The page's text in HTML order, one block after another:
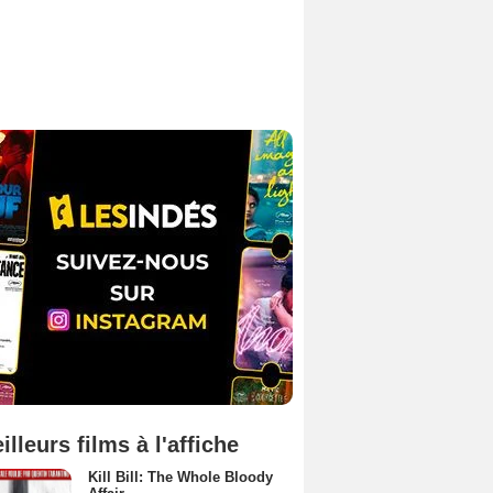
films à l'affiche
Kill Bill: The Whole Bloody